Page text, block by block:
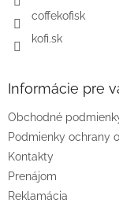
coffekofisk
kofi.sk
Informácie pre
Obchodné
Podmienky ochrany
Kontakty
Prenájom
Reklamácia